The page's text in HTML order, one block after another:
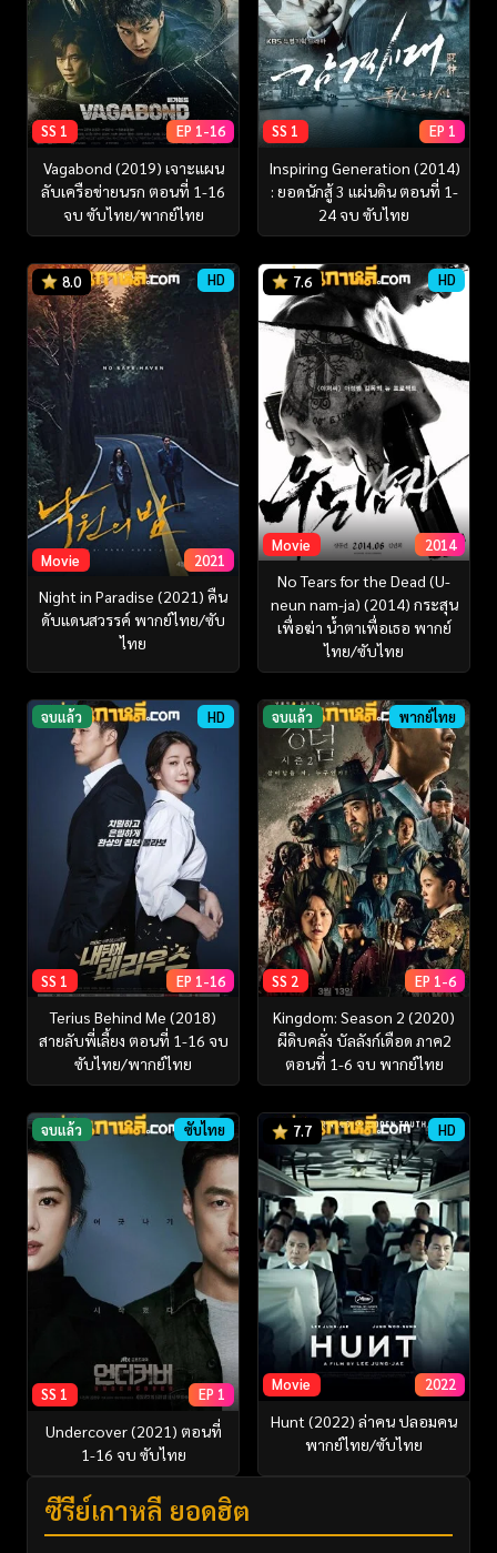
SS 1 EP 1-16
Vagabond (2019) เจาะแผน
ลับเครือข่ายนรก ตอนที่ 1-16
จบ ซับไทย/พากย์ไทย
SS 1 EP 1
Inspiring Generation (2014)
: ยอดนักสู้ 3 แผ่นดิน ตอนที่ 1-
24 จบ ซับไทย
8.0 HD
Movie 2021
Night in Paradise (2021) คืน
ดับแดนสวรรค์ พากย์ไทย/ซับ
ไทย
7.6 HD
Movie 2014
No Tears for the Dead (U-
neun nam-ja) (2014) กระสุน
เพื่อฆ่า น้ำตาเพื่อเธอ พากย์
ไทย/ซับไทย
จบแล้ว HD
SS 1 EP 1-16
Terius Behind Me (2018)
สายลับพี่เลี้ยง ตอนที่ 1-16 จบ
ซับไทย/พากย์ไทย
จบแล้ว พากย์ไทย
SS 2 EP 1-6
Kingdom: Season 2 (2020)
ผีดิบคลั่ง บัลลังก์เดือด ภาค2
ตอนที่ 1-6 จบ พากย์ไทย
จบแล้ว ซับไทย
SS 1 EP 1
Undercover (2021) ตอนที่
1-16 จบ ซับไทย
7.7 HD
Movie 2022
Hunt (2022) ล่าคน ปลอมคน
พากย์ไทย/ซับไทย
ซีรี่ย์เกาหลี ยอดฮิต